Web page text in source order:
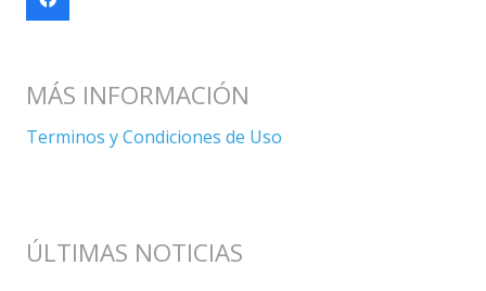
MÁS INFORMACIÓN
Terminos y Condiciones de Uso
ÚLTIMAS NOTICIAS